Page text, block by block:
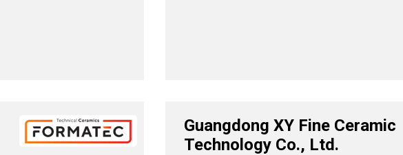
Guangdong XY Fine Ceramic
Technology Co., Ltd.